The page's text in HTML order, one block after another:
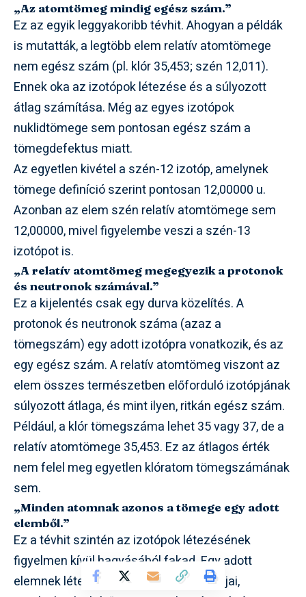
„Az atomtömeg mindig egész szám.”
Ez az egyik leggyakoribb tévhit. Ahogyan a példák
is mutatták, a legtöbb elem relatív atomtömege
nem egész szám (pl. klór 35,453; szén 12,011).
Ennek oka az izotópok létezése és a súlyozott
átlag számítása. Még az egyes izotópok
nuklidtömege sem pontosan egész szám a
tömegdefektus miatt.
Az egyetlen kivétel a szén-12 izotóp, amelynek
tömege definíció szerint pontosan 12,00000 u.
Azonban az elem szén relatív atomtömege sem
12,00000, mivel figyelembe veszi a szén-13
izotópot is.
„A relatív atomtömeg megegyezik a protonok
és neutronok számával.”
Ez a kijelentés csak egy durva közelítés. A
protonok és neutronok száma (azaz a
tömegszám) egy adott izotópra vonatkozik, és az
egy egész szám. A relatív atomtömeg viszont az
elem összes természetben előforduló izotópjának
súlyozott átlaga, és mint ilyen, ritkán egész szám.
Például, a klór tömegszáma lehet 35 vagy 37, de a
relatív atomtömege 35,453. Ez az átlagos érték
nem felel meg egyetlen klóratom tömegszámának
sem.
„Minden atomnak azonos a tömege egy adott
elemből.”
Ez a tévhit szintén az izotópok létezésének
figyelmen kívül hagyásából fakad. Egy adott
elemnek létezhetnek különböző izotópjai,